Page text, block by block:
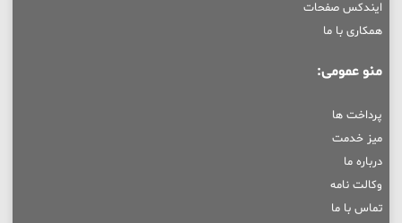
ایندکس صفحات
همکاری با ما
منو عمومی:
پرداخت ها
میز خدمت
درباره ما
وکالت نامه
تماس با ما